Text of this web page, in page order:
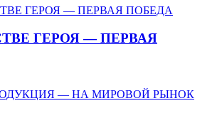
ГЕРОЯ — ПЕРВАЯ